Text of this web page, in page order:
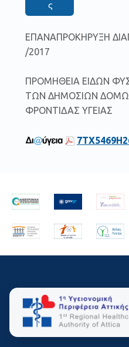
ς
ΕΠΑΝΑΠΡΟΚΗΡΥΞΗ
/2017
ΠΡΟΜΗΘΕΙΑ ΕΙΔΩΝ
ΤΩΝ ΔΗΜΟΣΙΩΝ
ΦΡΟΝΤΙΔΑΣ ΥΓΕΙΑΣ